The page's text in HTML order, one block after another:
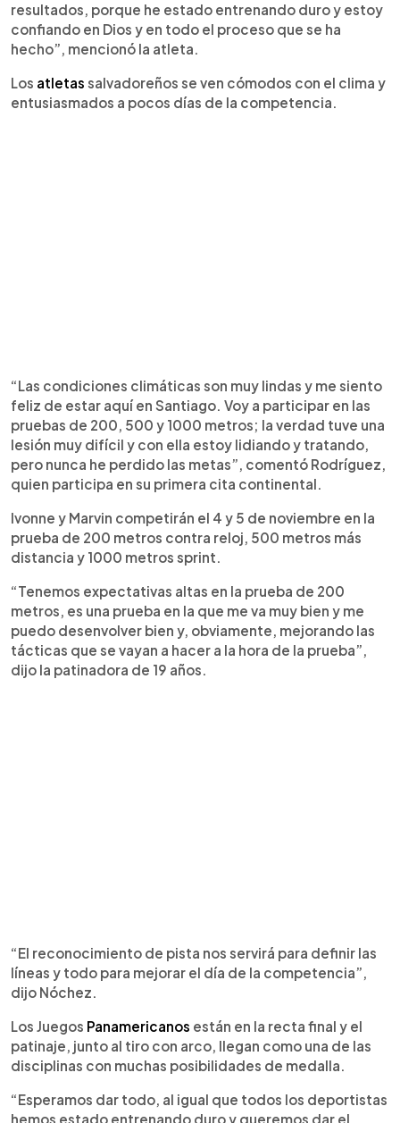
resultados, porque he estado entrenando duro y estoy
confiando en Dios y en todo el proceso que se ha
hecho”, mencionó la atleta.
Los atletas salvadoreños se ven cómodos con el clima y
entusiasmados a pocos días de la competencia.
“Las condiciones climáticas son muy lindas y me siento
feliz de estar aquí en Santiago. Voy a participar en las
pruebas de 200, 500 y 1000 metros; la verdad tuve una
lesión muy difícil y con ella estoy lidiando y tratando,
pero nunca he perdido las metas”, comentó Rodríguez,
quien participa en su primera cita continental.
Ivonne y Marvin competirán el 4 y 5 de noviembre en la
prueba de 200 metros contra reloj, 500 metros más
distancia y 1000 metros sprint.
“Tenemos expectativas altas en la prueba de 200
metros, es una prueba en la que me va muy bien y me
puedo desenvolver bien y, obviamente, mejorando las
tácticas que se vayan a hacer a la hora de la prueba”,
dijo la patinadora de 19 años.
“El reconocimiento de pista nos servirá para definir las
líneas y todo para mejorar el día de la competencia”,
dijo Nóchez.
Los Juegos Panamericanos están en la recta final y el
patinaje, junto al tiro con arco, llegan como una de las
disciplinas con muchas posibilidades de medalla.
“Esperamos dar todo, al igual que todos los deportistas
hemos estado entrenando duro y queremos dar el